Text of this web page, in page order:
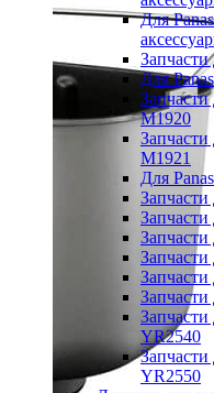
Для
Для
M1920
M1921
Для
Запчасти
YR2540
Запчасти
YR2550